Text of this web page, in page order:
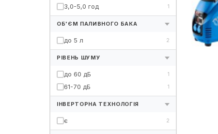
3,0-5,0 год 1
ОБ'ЄМ ПАЛИВНОГО БАКА
до 5 л 2
РІВЕНЬ ШУМУ
до 60 дБ 1
61-70 дБ 1
ІНВЕРТОРНА ТЕХНОЛОГІЯ
є 2